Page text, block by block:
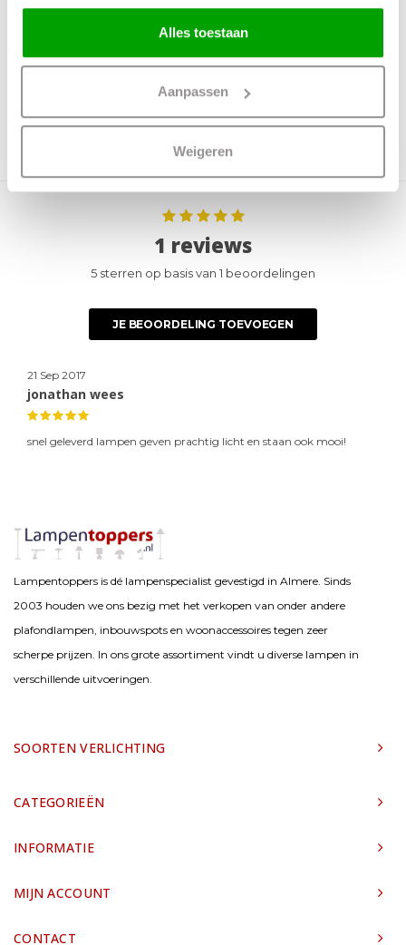
Alles toestaan
Aanpassen
Weigeren
11 x 11cm
Overige maten: 10.4 x 10.4cm Zaagmaat
1x50Watt GU10 230V (excl.)
Lichtopbrengst:
1 reviews
5 sterren op basis van 1 beoordelingen
JE BEOORDELING TOEVOEGEN
21 Sep 2017
jonathan wees
snel geleverd lampen geven prachtig licht en staan ook mooi!
Lampentoppers is dé lampenspecialist gevestigd in Almere. Sinds
2003 houden we ons bezig met het verkopen van onder andere
plafondlampen, inbouwspots en woonaccessoires tegen zeer
scherpe prijzen. In ons grote assortiment vindt u diverse lampen in
verschillende uitvoeringen.
SOORTEN VERLICHTING
CATEGORIEËN
INFORMATIE
MIJN ACCOUNT
CONTACT